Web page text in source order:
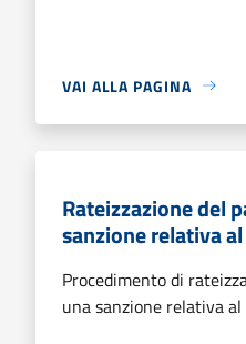
VAI ALLA PAGINA
Rateizzazione del
sanzione relativa
Procedimento di
una sanzione relativa